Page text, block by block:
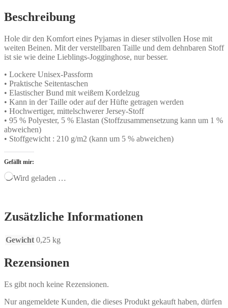
Beschreibung
Hole dir den Komfort eines Pyjamas in dieser stilvollen Hose mit
weiten Beinen. Mit der verstellbaren Taille und dem dehnbaren Stoff
ist sie wie deine Lieblings-Jogginghose, nur besser.
• Lockere Unisex-Passform
• Praktische Seitentaschen
• Elastischer Bund mit weißem Kordelzug
• Kann in der Taille oder auf der Hüfte getragen werden
• Hochwertiger, mittelschwerer Jersey-Stoff
• 95 % Polyester, 5 % Elastan (Stoffzusammensetzung kann um 1 %
abweichen)
• Stoffgewicht : 210 g/m2 (kann um 5 % abweichen)
Gefällt mir:
Wird geladen …
Zusätzliche Informationen
Gewicht 0,25 kg
Rezensionen
Es gibt noch keine Rezensionen.
Nur angemeldete Kunden, die dieses Produkt gekauft haben, dürfen